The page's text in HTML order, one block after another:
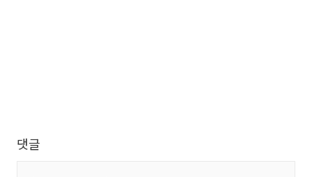
댓글